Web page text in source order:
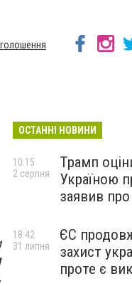
ОСТАННІ НОВИНИ
Трамп
Україною
заявив
10:15
2 серпня
ЄС
захист
проте є
18:42
31 липня